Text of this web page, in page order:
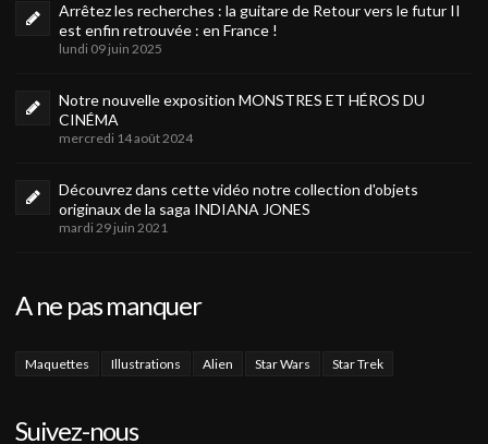
Arrêtez les recherches : la guitare de Retour vers le futur II
est enfin retrouvée : en France !
lundi 09 juin 2025
Notre nouvelle exposition MONSTRES ET HÉROS DU
CINÉMA
mercredi 14 août 2024
Découvrez dans cette vidéo notre collection d'objets
originaux de la saga INDIANA JONES
mardi 29 juin 2021
A ne pas manquer
Maquettes Illustrations Alien Star Wars Star Trek
Suivez-nous